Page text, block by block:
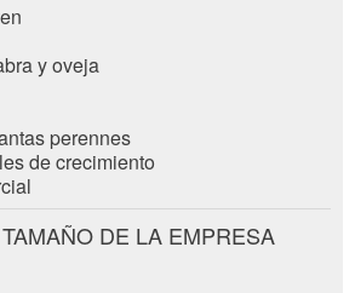
y oveja
perennes
de crecimiento
DE LA EMPRESA